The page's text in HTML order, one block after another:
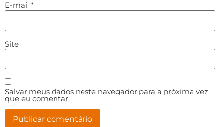
E-mail *
Site
Salvar meus dados neste navegador para a próxima vez
que eu comentar.